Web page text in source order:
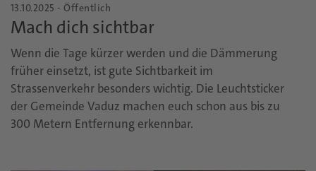
13.10.2025 - Öffentlich
Mach dich sichtbar
Wenn die Tage kürzer werden und die Dämmerung
früher einsetzt, ist gute Sichtbarkeit im
Strassenverkehr besonders wichtig. Die Leuchtsticker
der Gemeinde Vaduz machen euch schon aus bis zu
300 Metern Entfernung erkennbar.